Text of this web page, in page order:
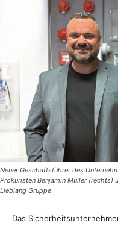
Neuer Geschäftsführer des
Prokuristen Benjamin Müller (rechts)
Lieblang Gruppe
Das